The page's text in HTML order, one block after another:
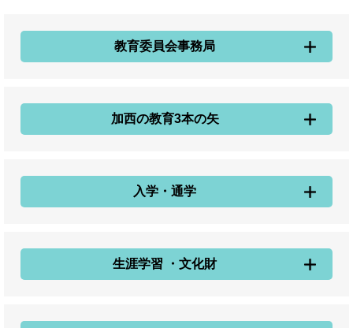
教育委員会事務局
加西の教育3本の矢
入学・通学
生涯学習 ・文化財